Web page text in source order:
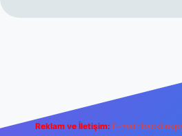
Reklam ve İletişim: E-mail: